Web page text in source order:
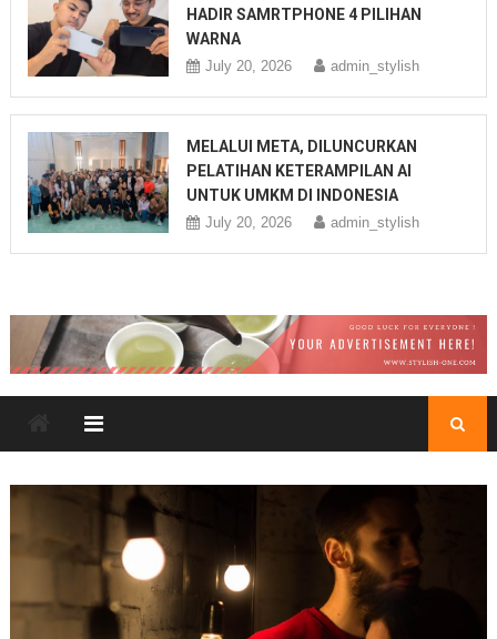
HADIR SAMRTPHONE 4 PILIHAN
WARNA
July 20, 2026 admin_stylish
MELALUI META, DILUNCURKAN
PELATIHAN KETERAMPILAN AI
UNTUK UMKM DI INDONESIA
July 20, 2026 admin_stylish